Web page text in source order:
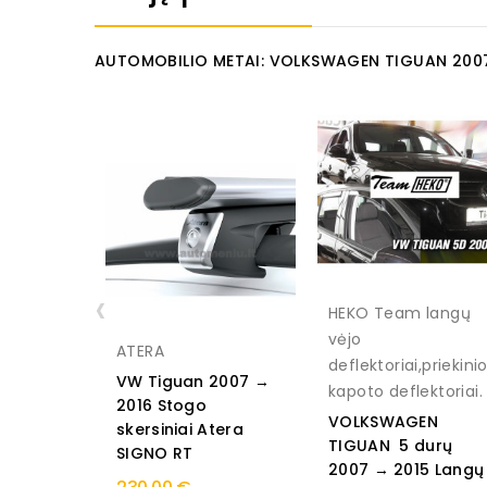
AUTOMOBILIO METAI: VOLKSWAGEN TIGUAN
ATERA
VW Tiguan 2007 →
2016 Stogo
skersiniai Atera
SIGNO RT
HEKO Team langų
vėjo
deflektoriai,priekinio
kapoto deflektoriai.
VOLKSWAGEN
TIGUAN 5 durų
2007 → 2015 Langų
‹